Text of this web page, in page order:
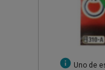
info Uno de